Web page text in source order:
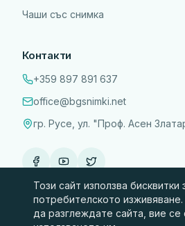
Чаши със снимка
Контакти
+359 897 891 637
office@bgsnimki.net
гр. Русе, ул. "Проф. Асен
Този сайт използва
потребителското
да разглеждате сайта, вие се